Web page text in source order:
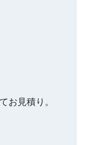
お見積り。